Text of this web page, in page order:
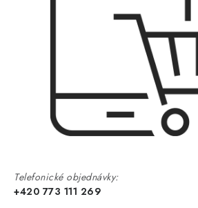
Telefonické objednávky:
+420 773 111 269